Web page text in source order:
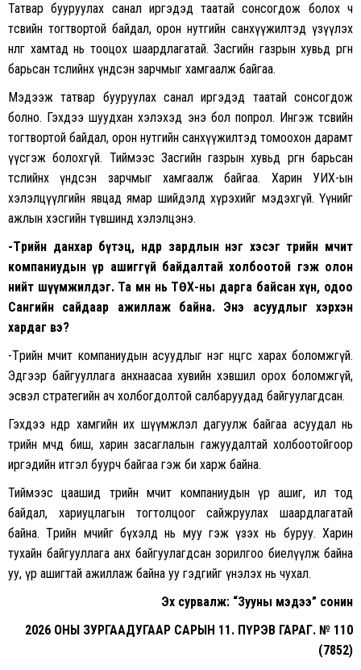
Татвар бууруулах санал иргэдэд таатай сонсогдож болох ч
төсвийн тогтвортой байдал, орон нутгийн санхүүжилтэд үзүүлэх
нөлөөг хамтад нь тооцох шаардлагатай. Засгийн газрын хувьд өргөн
барьсан төслийнхөө үндсэн зарчмыг хамгаалж байгаа.
Мэдээж татвар бууруулах санал иргэдэд таатай сонсогдож
болно. Гэхдээ шуудхан хэлэхэд энэ бол попрол. Ингэж төсвийн
тогтвортой байдал, орон нутгийн санхүүжилтэд томоохон дарамт
үүсгэж болохгүй. Тиймээс Засгийн газрын хувьд өргөн барьсан
төслийнхөө үндсэн зарчмыг хамгаалж байгаа. Харин УИХ-ын
хэлэлцүүлгийн явцад ямар шийдэлд хүрэхийг мэдэхгүй. Үүнийг
ажлын хэсгийн түвшинд хэлэлцэнэ.
-Төрийн данхар бүтэц, өндөр зардлын нэг хэсэг төрийн өмчит
компаниудын үр ашиггүй байдалтай холбоотой гэж олон
нийт шүүмжилдэг. Та өмнө нь ТӨХ-ны дарга байсан хүн, одоо
Сангийн сайдаар ажиллаж байна. Энэ асуудлыг хэрхэн
хардаг вэ?
-Төрийн өмчит компаниудын асуудлыг нэг өнцгөөс харах боломжгүй.
Эдгээр байгууллага анхнаасаа хувийн хэвшил орох боломжгүй,
эсвэл стратегийн ач холбогдолтой салбаруудад байгуулагдсан.
Гэхдээ өнөөдөр хамгийн их шүүмжлэл дагуулж байгаа асуудал нь
төрийн өмчдөө биш, харин засаглалын гажуудалтай холбоотойгоор
иргэдийн итгэл буурч байгаа гэж би харж байна.
Тиймээс цаашид төрийн өмчит компаниудын үр ашиг, ил тод
байдал, хариуцлагын тогтолцоог сайжруулах шаардлагатай
байна. Төрийн өмчийг бүхэлд нь муу гэж үзэх нь буруу. Харин
тухайн байгууллага анх байгуулагдсан зорилгоо биелүүлж байна
уу, үр ашигтай ажиллаж байна уу гэдгийг үнэлэх нь чухал.
Эх сурвалж: “Зууны мэдээ” сонин
2026 ОНЫ ЗУРГААДУГААР САРЫН 11. ПҮРЭВ ГАРАГ. № 110
(7852)